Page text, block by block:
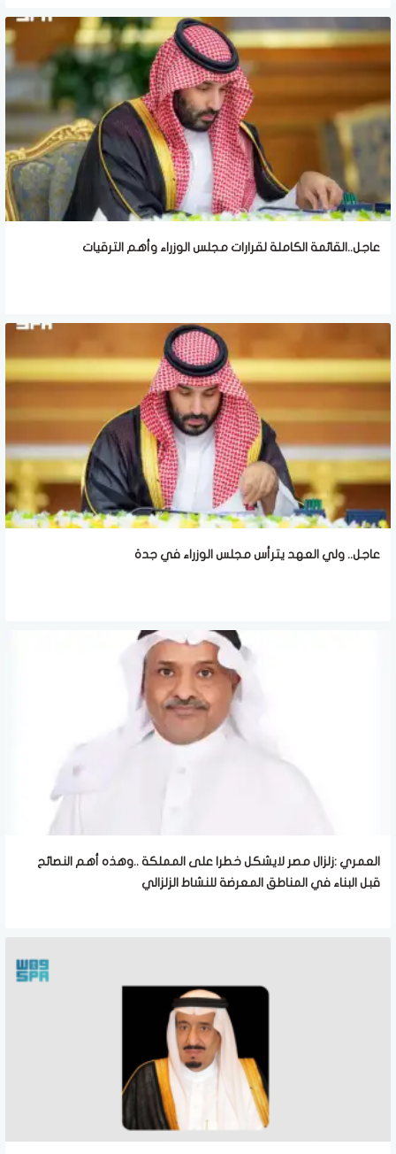
عاجل..القائمة الكاملة لقرارات مجلس الوزراء وأهم الترقيات
عاجل.. ولي العهد يترأس مجلس الوزراء في جدة
العمري :زلزال مصر لايشكل خطرا على المملكة ..وهذه أهم النصائح
قبل البناء في المناطق المعرضة للنشاط الزلزالي